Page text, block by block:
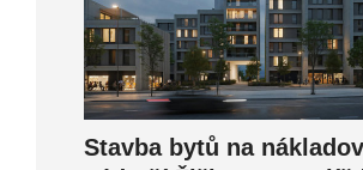
Stavba bytů na